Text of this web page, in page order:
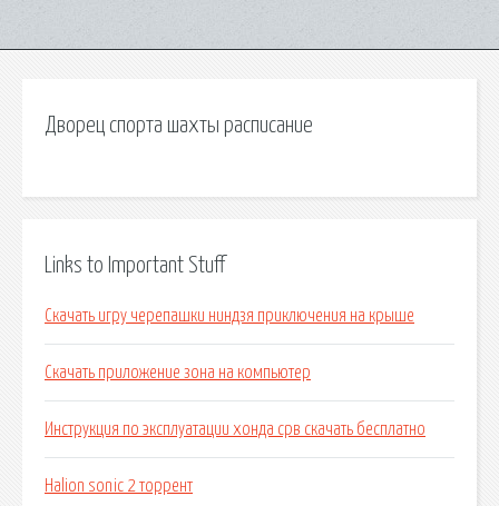
Дворец спорта шахты расписание
Links to Important Stuff
Скачать игру черепашки ниндзя приключения на крыше
Скачать приложение зона на компьютер
Инструкция по эксплуатации хонда срв скачать бесплатно
Halion sonic 2 торрент